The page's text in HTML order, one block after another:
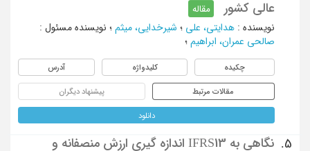
عالی کشور
مقاله
نویسنده : هدایتی، علی ؛ شیرخدایی، میثم ؛ نویسنده مسئول :
صالحی عمران، ابراهیم ؛
چکیده کلیدواژه آدرس
مقالات مرتبط پیشنهاد دیگران
دانلود
5.
نگاهی به IFRS13 اندازه گیری ارزش منصفانه و